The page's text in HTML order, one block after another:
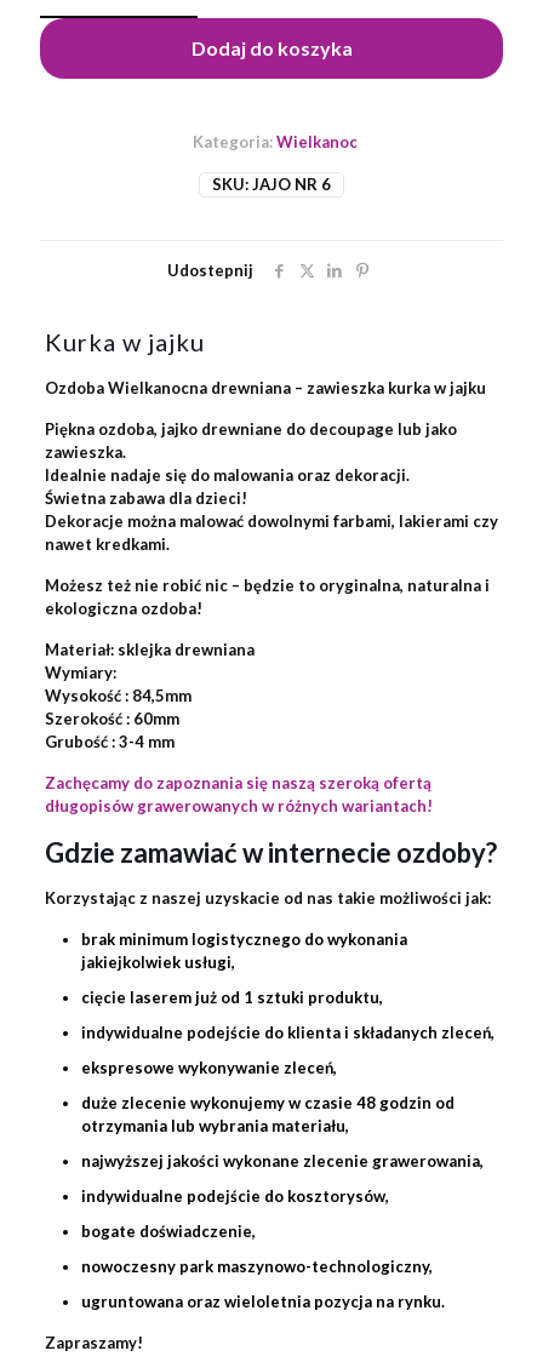
jajku
8.5
cm
Dodaj do koszyka
SKU:JAJO NR 6
Kategoria:Wielkanoc
Udostepnij
Kurka w jajku
Ozdoba Wielkanocna drewniana– zawieszka kurka w jajku
Piękna ozdoba, jajko drewniane do decoupage lub jako
zawieszka.
Idealnie nadaje się do malowania oraz dekoracji.
Świetna zabawa dla dzieci!
Dekoracje można malować dowolnymi farbami, lakierami czy
nawet kredkami.
Możesz też nie robić nic – będzie to oryginalna, naturalna i
ekologiczna ozdoba!
Materiał: sklejka drewniana
Wymiary:
Wysokość : 84,5mm
Szerokość : 60mm
Grubość : 3-4 mm
Zachęcamy do zapoznania się naszą szeroką ofertą
długopisów grawerowanych w różnych wariantach!
Gdzie zamawiać w internecie ozdoby?
Korzystając z naszej uzyskacie od nas takie możliwości jak:
brak minimum logistycznego do wykonania
jakiejkolwiek usługi,
cięcie laserem już od 1 sztuki produktu,
indywidualne podejście do klienta i składanych zleceń,
ekspresowe wykonywanie zleceń,
duże zlecenie wykonujemy w czasie 48 godzin od
otrzymania lub wybrania materiału,
najwyższej jakości wykonane zlecenie grawerowania,
indywidualne podejście do kosztorysów,
bogate doświadczenie,
nowoczesny park maszynowo-technologiczny,
ugruntowana oraz wieloletnia pozycja na rynku.
Zapraszamy!